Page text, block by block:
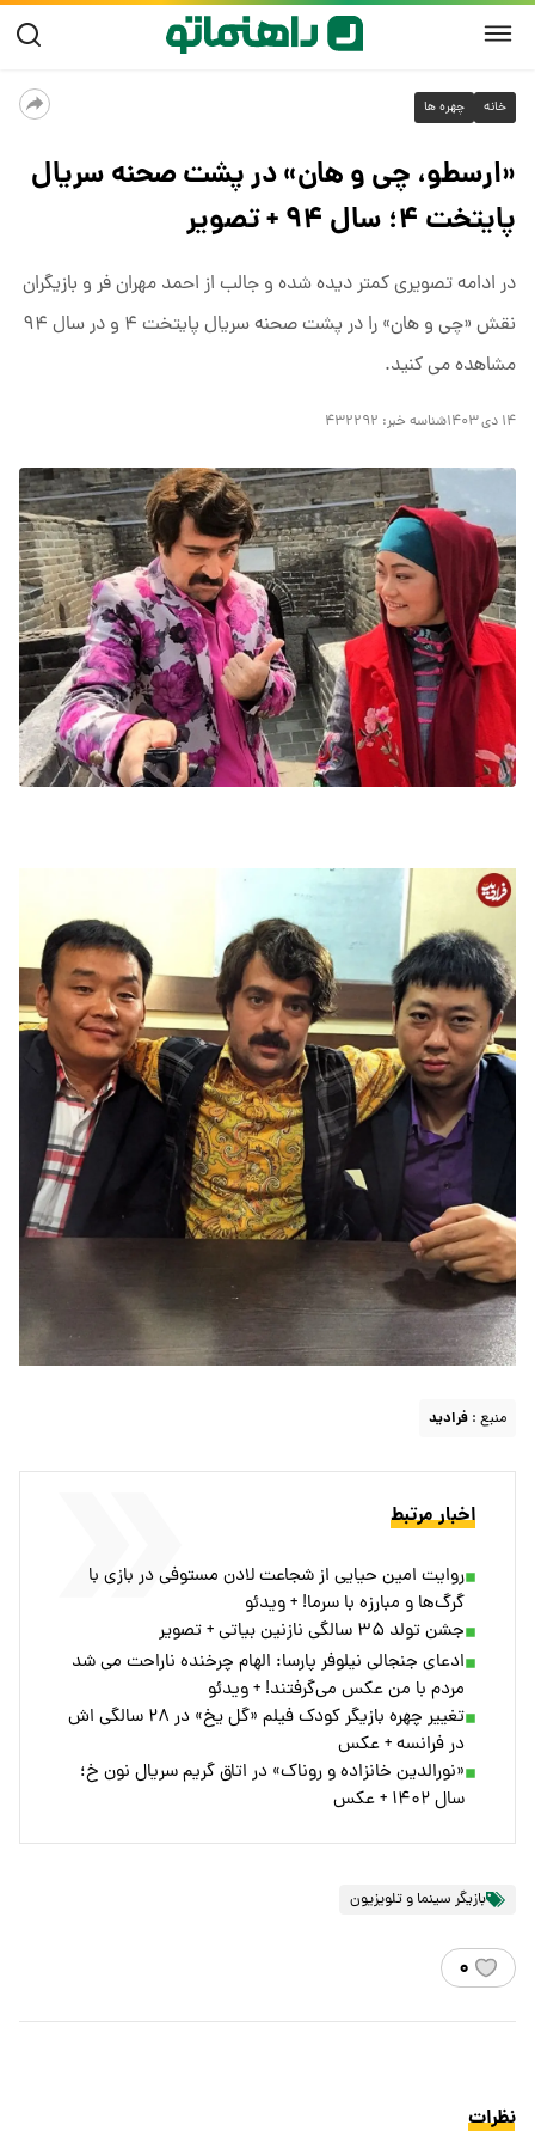
خانه چهره ها
«ارسطو، چی و هان» در پشت صحنه سریال
پایتخت ۴؛ سال ۹۴ + تصویر
در ادامه تصویری کمتر دیده شده و جالب از احمد مهران فر و بازیگران
نقش «چی و هان» را در پشت صحنه سریال پایتخت ۴ و در سال ۹۴
مشاهده می کنید.
۱۴ دی ۱۴۰۳ شناسه خبر: ۴۳۲۲۹۲
منبع : فرادید
اخبار مرتبط
روایت امین حیایی از شجاعت لادن مستوفی در بازی با
گرگ‌ها و مبارزه با سرما! + ویدئو
جشن تولد ۳۵ سالگی نازنین بیاتی + تصویر
ادعای جنجالی نیلوفر پارسا: الهام چرخنده ناراحت می شد
مردم با من عکس می‌گرفتند! + ویدئو
تغییر چهره بازیگر کودک فیلم «گل یخ» در ۲۸ سالگی اش
در فرانسه + عکس
«نورالدین خانزاده و روناک» در اتاق گریم سریال نون خ؛
سال ۱۴۰۲ + عکس
بازیگر سینما و تلویزیون
۰
نظرات